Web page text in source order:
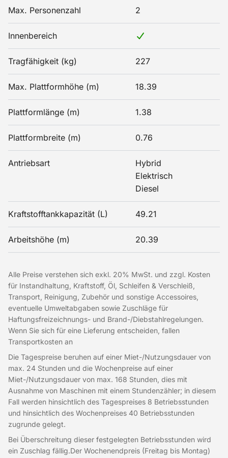
Max. Personenzahl 2
Innenbereich
Tragfähigkeit (kg) 227
Max. Plattformhöhe (m) 18.39
Plattformlänge (m) 1.38
Plattformbreite (m) 0.76
Antriebsart
Hybrid
Elektrisch
Diesel
Kraftstofftankkapazität (L) 49.21
Arbeitshöhe (m) 20.39
Alle Preise verstehen sich exkl. 20% MwSt. und zzgl. Kosten
für Instandhaltung, Kraftstoff, Öl, Schleifen & Verschleiß,
Transport, Reinigung, Zubehör und sonstige Accessoires,
eventuelle Umweltabgaben sowie Zuschläge für
Haftungsfreizeichnungs- und Brand-/Diebstahlregelungen.
Wenn Sie sich für eine Lieferung entscheiden, fallen
Transportkosten an
Die Tagespreise beruhen auf einer Miet-/Nutzungsdauer von
max. 24 Stunden und die Wochenpreise auf einer
Miet-/Nutzungsdauer von max. 168 Stunden, dies mit
Ausnahme von Maschinen mit einem Stundenzähler; in diesem
Fall werden hinsichtlich des Tagespreises 8 Betriebsstunden
und hinsichtlich des Wochenpreises 40 Betriebsstunden
zugrunde gelegt.
Bei Überschreitung dieser festgelegten Betriebsstunden wird
ein Zuschlag fällig.Der Wochenendpreis (Freitag bis Montag)